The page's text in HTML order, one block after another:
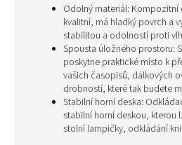
Odolný materiál:
kvalitní, má hladký povrch a
stabilitou a odolností proti
Spousta úložného prostoru:
poskytne praktické místo k
vašich časopisů, dálkových
drobností, které tak budete
Stabilní horní deska:
stabilní horní deskou, kterou
stolní lampičky, odkládání